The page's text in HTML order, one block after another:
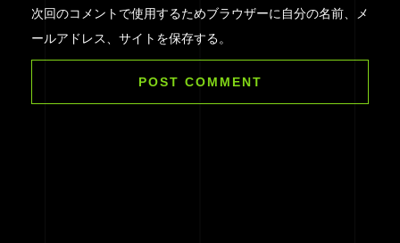
次回のコメントで使用するためブラウザーに自分の名前、メ
ールアドレス、サイトを保存する。